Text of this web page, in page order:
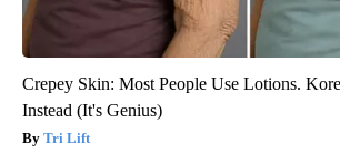
Crepey Skin: Most People Use Lotions.
Instead (It's Genius)
Tri Lift